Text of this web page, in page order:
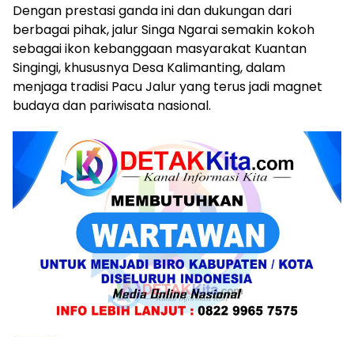
Dengan prestasi ganda ini dan dukungan dari
berbagai pihak, jalur Singa Ngarai semakin kokoh
sebagai ikon kebanggaan masyarakat Kuantan
Singingi, khususnya Desa Kalimanting, dalam
menjaga tradisi Pacu Jalur yang terus jadi magnet
budaya dan pariwisata nasional.